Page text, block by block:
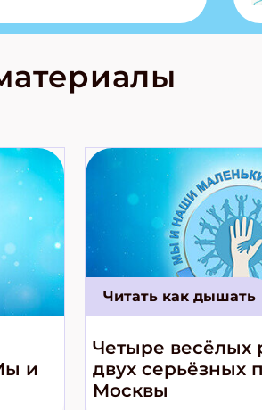
слова Традиционные
приключения!
и
Читать как дышать
Четыре весёлых
двух серьёзных
Москвы